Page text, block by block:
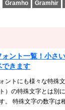
Gramho
Gramhir
ォント一覧！小さ
できます
ントにも様々な特殊
）の特殊文字とは別
。 特殊文字の数字は